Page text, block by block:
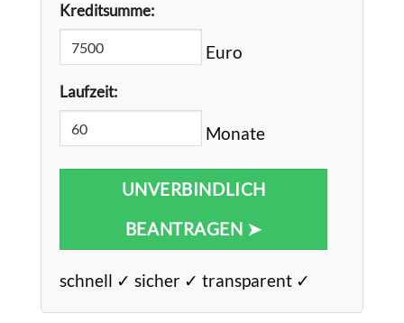
Kreditsumme:
Euro
Laufzeit:
Monate
UNVERBINDLICH
BEANTRAGEN ➤
schnell ✓ sicher ✓ transparent ✓